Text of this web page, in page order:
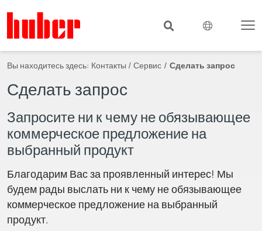
Вы находитесь здесь: Контакты / Сервис Сделать запрос
Сделать запрос
Запросите ни к чему не обязывающее
коммерческое предложение на
выбранный продукт
Благодарим Вас за проявленный интерес! Мы
будем рады выслать ни к чему не обязывающее
коммерческое предложение на выбранный
продукт.